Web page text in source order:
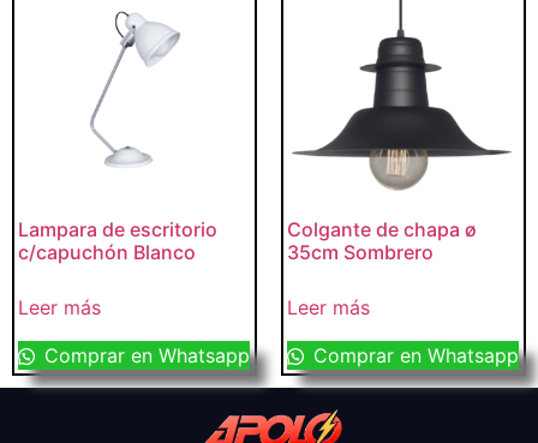
Lampara de escritorio
c/capuchón Blanco
Leer más
Comprar en Whatsapp
Colgante de chapa ø
35cm Sombrero
Leer más
Comprar en Whatsapp